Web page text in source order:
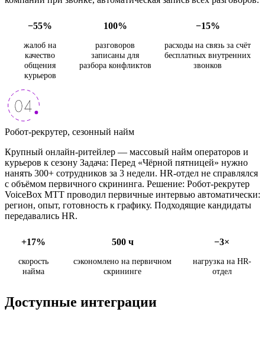
−55% 100% −15%
жалоб на
качество
общения
курьеров
разговоров
записаны для
разбора конфликтов
расходы на связь за счёт
бесплатных внутренних
звонков
Робот-рекрутер, сезонный найм
Крупный онлайн-ритейлер — массовый найм операторов и
курьеров к сезону Задача: Перед «Чёрной пятницей» нужно
нанять 300+ сотрудников за 3 недели. HR-отдел не справлялся
с объёмом первичного скрининга. Решение: Робот-рекрутер
VoiceBox МТТ проводил первичные интервью автоматически:
регион, опыт, готовность к графику. Подходящие кандидаты
передавались HR.
+17% 500 ч −3×
скорость
найма
сэкономлено на первичном
скрининге
нагрузка на HR-
отдел
Доступные интеграции